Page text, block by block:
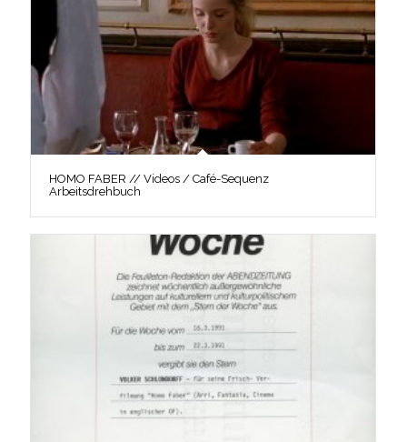
HOMO FABER // Videos / Café-Sequenz
Arbeitsdrehbuch